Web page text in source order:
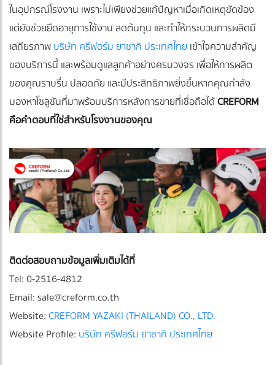
ในอุปกรณ์โรงงาน เพราะไม่เพียงช่วยแก้ปัญหาเมื่อเกิดเหตุขัดข้อง
แต่ยังช่วยยืดอายุการใช้งาน ลดต้นทุน และทำให้กระบวนการผลิตมี
เสถียรภาพบริษัท ครีฟอร์ม ยาซากิ ประเทศไทย เข้าใจความสำคัญ
ของบริการนี้ และพร้อมดูแลลูกค้าอย่างครบวงจร เพื่อให้การผลิต
ของคุณราบรื่น ปลอดภัย และมีประสิทธิภาพยิ่งขึ้นหากคุณกำลัง
มองหาโซลูชันที่มาพร้อมบริการหลังการขายที่เชื่อถือได้CREFORM
คือคำตอบที่ใช่สำหรับโรงงานของคุณ
ติดต่อสอบถามข้อมูลเพิ่มเติมได้ที่
Tel: 0-2516-4812
Email: sale@creform.co.th
Website:CREFORM YAZAKI (THAILAND) CO., LTD.
Website Profile: บริษัท ครีฟอร์ม ยาซากิ ประเทศไทย